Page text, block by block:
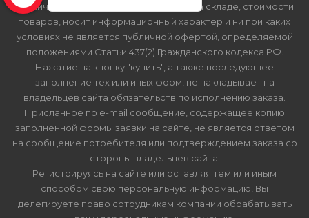
технических характеристик, наличия на складе, стоимости
товаров, носит информационный характер и ни при каких
условиях не является публичной офертой, определяемой
положениями Статьи 437(2) Гражданского кодекса РФ.
Нажатие на кнопку "купить", а также последующее
заполнение тех или иных форм, не накладывает на
владельцев сайта обязательств по исполнению заказа.
Присланное по e-mail сообщение, содержащее копию
заполненной формы заявки на сайте, не является ответом
на сообщение потребителя или подтверждением заказа со
стороны владельцев сайта.
Регистрируясь на сайте или оставляя тем или иным
способом свою персональную информацию, Вы
делегируете право сотрудникам компании обрабатывать